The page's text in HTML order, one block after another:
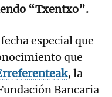
“Txentxo”.
especial que
que
, la
Bancaria